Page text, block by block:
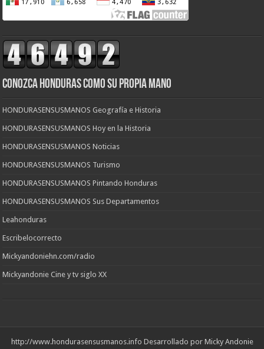
CONOZCA HONDURAS COMO SU PROPIA MANO
HONDURASENSUSMANOS Geografía e Historia
HONDURASENSUSMANOS Hoy en la Historia
HONDURASENSUSMANOS Noticias
HONDURASENSUSMANOS Turismo
HONDURASENSUSMANOS Pintando Honduras
HONDURASENSUSMANOS Sus Departamentos
Leahonduras
Escribelocorrecto
Mickyandoniehn.com/radio
Mickyandonie Cine y tv siglo XX
http://www.hondurasensusmanos.info Desarrollado por Micky Andonie